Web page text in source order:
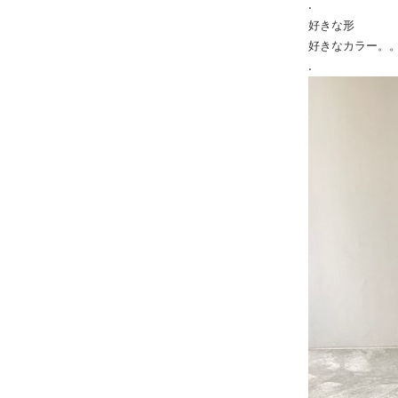
.
好きな形
好きなカラー。
.